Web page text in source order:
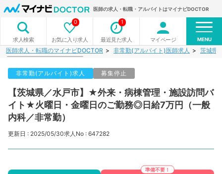
医師の求人・転職・アルバイトはマイナビDOCTOR
求人検索 お気に入り求人
0
最近見た求人
1
マイページ MENU
医師求人・転職のマイナビDOCTOR 非常勤(アルバイト)医師求人 茨城県
非常勤(アルバイト)求人 募集停止
【茨城県／水戸市】★外来・病棟管理・施設訪問バ
イト★火曜日・金曜日のご勤務◎日給7万円（一般
内科／非常勤）
更新日 : 2025/05/30求人No : 647282